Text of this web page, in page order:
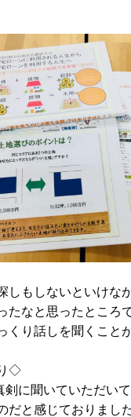
しもしないといけな
たなと思ったところで
くり話しを聞くこと
◇
剣に聞いていただい
だと感じておりました